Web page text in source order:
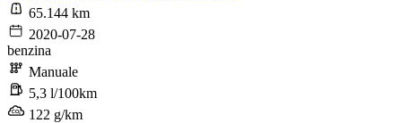
65.144 km
2020-07-28
benzina
Manuale
5,3 l/100km
122 g/km